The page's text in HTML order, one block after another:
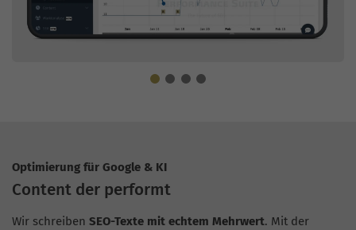
Optimierung für Google & KI
Content der performt
Wir schreiben SEO-Texte mit echtem Mehrwert. Mit der